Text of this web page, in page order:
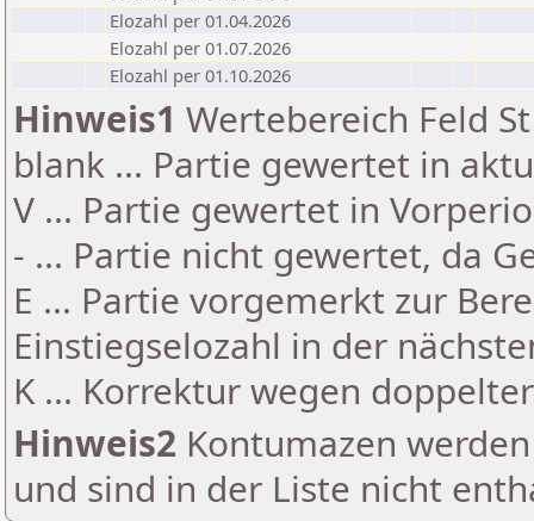
Elozahl per 01.04.2026
Elozahl per 01.07.2026
Elozahl per 01.10.2026
Hinweis1 Wertebereich Feld
blank ... Partie gewertet in
V ... Partie gewertet in
- ... Partie nicht gewertet, da
E ... Partie vorgemerkt zur
Einstiegselozahl in der
K ... Korrektur wegen
Hinweis2 Kontumazen
und sind in der Liste nicht